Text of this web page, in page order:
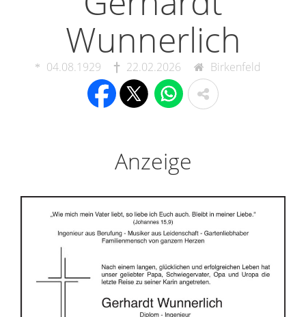
Wunnerlich
04.08.1929 22.02.2026 Birkenfeld
Anzeige